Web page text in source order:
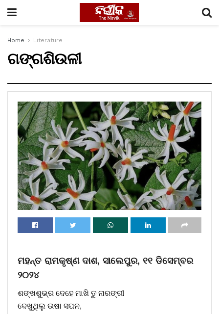
Home Literature
ଗଙ୍ଗଶିଉଳୀ
ମହନ୍ତ ରାମକୃଷ୍ଣ ଦାଶ, ସାଲେପୁର, ୧୧ ଡିସେମ୍ବର
୨୦୨୪
ଶଙ୍ଖଶୁଭ୍ର ଦେହେ ମାଖି ତୁ ନାରଙ୍ଗୀ
ଦେଖୁଥିଲୁ ଉଷା ସପନ,